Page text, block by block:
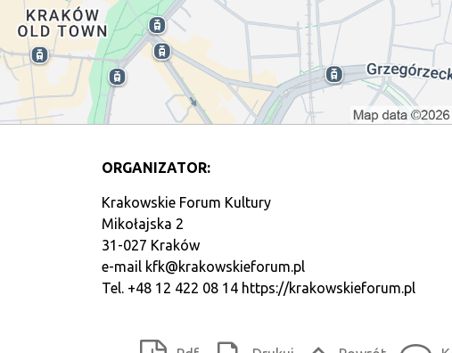
ORGANIZATOR:
Krakowskie Forum Kultury
Mikołajska 2
31-027 Kraków
e-mail kfk@krakowskieforum.pl
Tel. +48 12 422 08 14 https://krakowskieforum.pl